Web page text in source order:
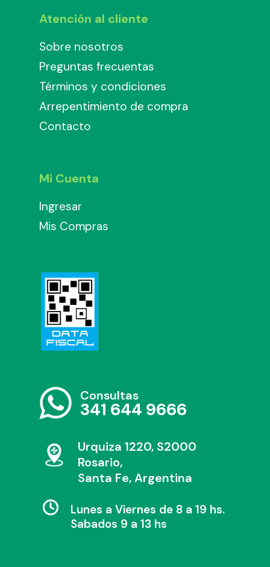
Atención al cliente
Sobre nosotros
Preguntas frecuentas
Términos y condiciones
Arrepentimiento de compra
Contacto
Mi Cuenta
Ingresar
Mis Compras
Consultas
341 644 9666
Urquiza 1220, S2000
Rosario,
Santa Fe, Argentina
Lunes a Viernes de 8 a 19 hs.
Sabados 9 a 13 hs